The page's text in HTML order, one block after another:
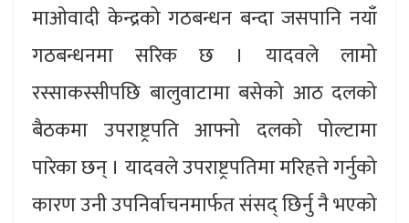
माओवादी केन्द्रको गठबन्धन बन्दा जसपानि नयाँ
गठबन्धनमा सरिक छ । यादवले लामो
रस्साकस्सीपछि बालुवाटामा बसेको आठ दलको
बैठकमा उपराष्ट्रपति आफ्नो दलको पोल्टामा
पारेका छन् । यादवले उपराष्ट्रपतिमा मरिहत्ते गर्नुको
कारण उनी उपनिर्वाचनमार्फत संसद् छिर्नु नै भएको